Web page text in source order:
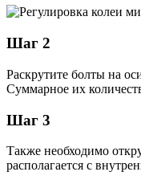
Шаг 2
Раскрутите болты на
Суммарное их
Шаг 3
Также необходимо
располагается с